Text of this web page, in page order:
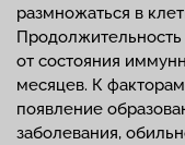
размножаться в
Продолжительность
от состояния
месяцев. К
появление
заболевания,